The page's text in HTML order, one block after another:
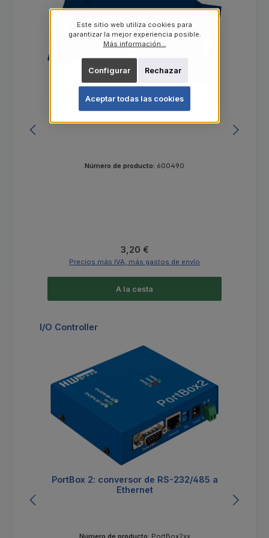
Placa de montaje D
Número de producto: 600490
Precio normal:
3,20 €
Precios más IVA, más gastos de envío
A la cesta
Omitir la galería de productos
I/O Controller
PortBox 2: conversor de RS-232/485 a
Ethernet
Número de producto: PortBox2xx
Este sitio web utiliza cookies para
garantizar la mejor experiencia posible.
Más información...
Rechazar
Configurar
Aceptar todas las cookies